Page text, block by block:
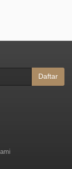
Daftar